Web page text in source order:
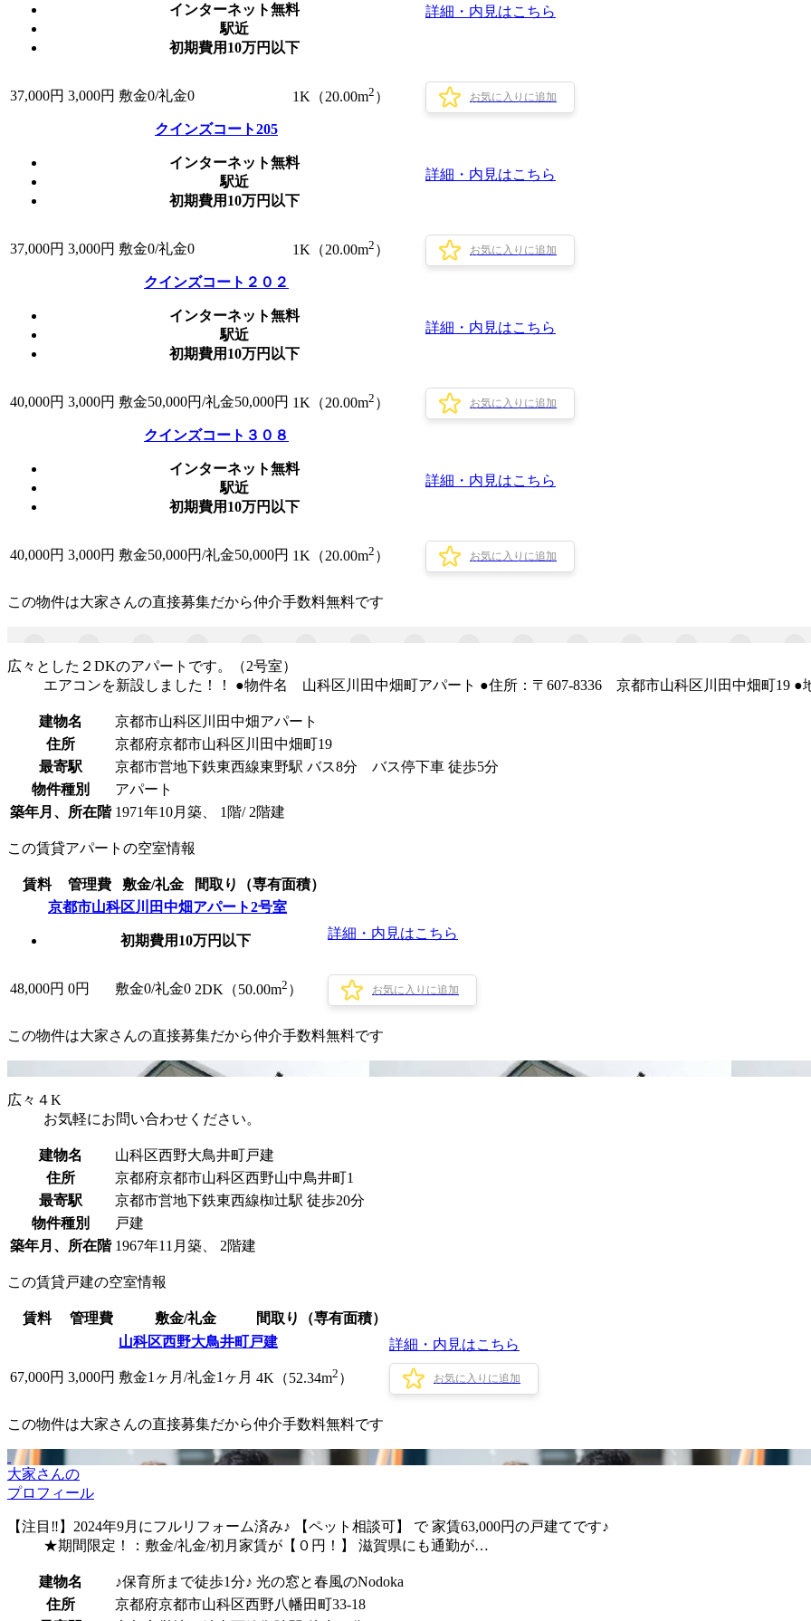
インターネット無料
駅近
初期費用10万円以下
詳細・内見はこちら
37,000円 3,000円 敷金0/礼金0 1K（20.00m2 ） お気に入りに追加
クインズコート205
インターネット無料
駅近
初期費用10万円以下
詳細・内見はこちら
37,000円 3,000円 敷金0/礼金0 1K（20.00m2 ） お気に入りに追加
クインズコート２０２
インターネット無料
駅近
初期費用10万円以下
詳細・内見はこちら
40,000円 3,000円 敷金50,000円/礼金50,000円 1K（20.00m2 ） お気に入りに追加
クインズコート３０８
インターネット無料
駅近
初期費用10万円以下
詳細・内見はこちら
40,000円 3,000円 敷金50,000円/礼金50,000円 1K（20.00m2 ） お気に入りに追加
この物件は大家さんの直接募集だから仲介手数料無料です
広々とした２DKのアパートです。（2号室）
エアコンを新設しました！！ ●物件名 山科区川田中畑町アパート ●住所：〒607-8336 京都市山科区川田中畑町19 ●
建物名
京都市山科区川田中畑アパート
住所
京都府京都市山科区川田中畑町19
最寄駅
京都市営地下鉄東西線東野駅 バス8分 バス停下車 徒歩5分
物件種別
アパート
築年月、所在階 1971年10月築、 1階/ 2階建
この賃貸アパートの空室情報
賃料 管理費 敷金/礼金
間取り（専有面積）
京都市山科区川田中畑アパート2号室
初期費用10万円以下 詳細・内見はこちら
48,000円 0円 敷金0/礼金0 2DK（50.00m2 ） お気に入りに追加
この物件は大家さんの直接募集だから仲介手数料無料です
広々４K
お気軽にお問い合わせください。
建物名
山科区西野大鳥井町戸建
住所
京都府京都市山科区西野山中鳥井町1
最寄駅
京都市営地下鉄東西線椥辻駅 徒歩20分
物件種別
戸建
築年月、所在階 1967年11月築、 2階建
この賃貸戸建の空室情報
賃料 管理費 敷金/礼金
間取り（専有面積）
山科区西野大鳥井町戸建
詳細・内見はこちら
67,000円 3,000円 敷金1ヶ月/礼金1ヶ月 4K（52.34m2 ） お気に入りに追加
この物件は大家さんの直接募集だから仲介手数料無料です
大家さんの
プロフィール
【注目‼】2024年9月にフルリフォーム済み♪ 【ペット相談可】 で 家賃63,000円の戸建てです♪
★期間限定！：敷金/礼金/初月家賃が【０円！】 滋賀県にも通勤が…
建物名
♪保育所まで徒歩1分♪ 光の窓と春風のNodoka
住所
京都府京都市山科区西野八幡田町33-18